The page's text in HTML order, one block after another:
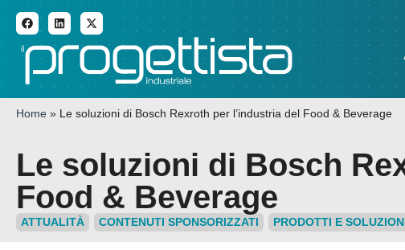
ADDITIVE MANUFACTURING
Home » Le soluzioni di Bosch Rexroth per l’industria del Food & Beverage
Le soluzioni di Bosch
Food & Beverage
ATTUALITÀ CONTENUTI SPONSORIZZATI PRODOTTI E